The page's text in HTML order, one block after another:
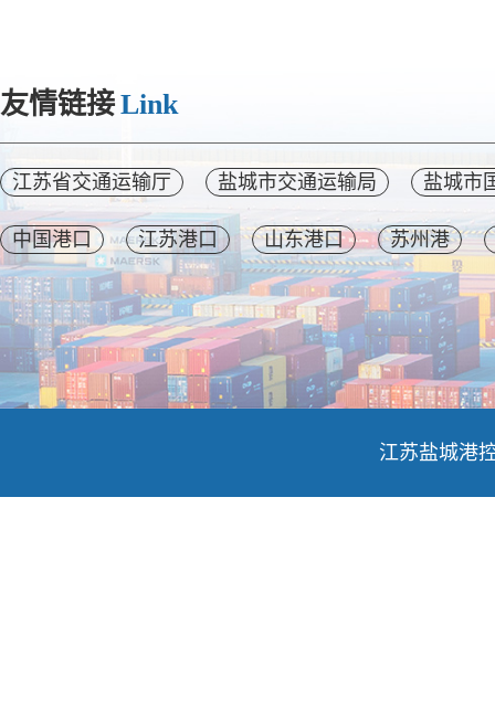
友情链接Link
江苏省交通运输厅 盐城市交通运输局 盐城市
中国港口 江苏港口 山东港口 苏州港
江苏盐城港